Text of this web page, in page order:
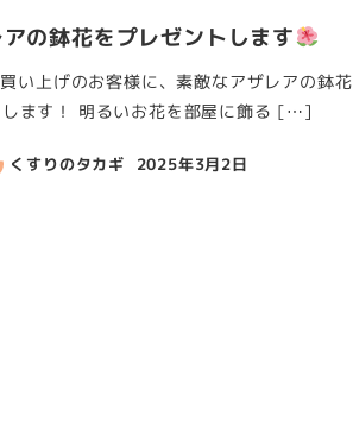
の鉢花をプレゼントします
い上げのお客様に、素敵なアザレアの鉢花
します！ 明るいお花を部屋に飾る […]
くすりのタカギ 2025年3月2日